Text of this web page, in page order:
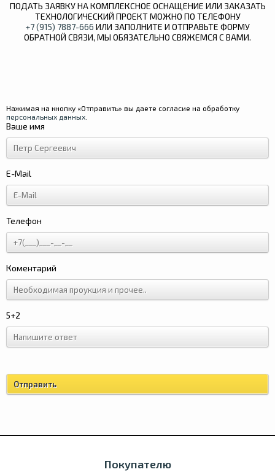
ПОДАТЬ ЗАЯВКУ НА КОМПЛЕКСНОЕ ОСНАЩЕНИЕ ИЛИ ЗАКАЗАТЬ
ТЕХНОЛОГИЧЕСКИЙ ПРОЕКТ МОЖНО ПО ТЕЛЕФОНУ
+7 (915) 7887-666 ИЛИ ЗАПОЛНИТЕ И ОТПРАВЬТЕ ФОРМУ
ОБРАТНОЙ СВЯЗИ, МЫ ОБЯЗАТЕЛЬНО СВЯЖЕМСЯ С ВАМИ.
Ваше имя
E-Mail
Телефон
Коментарий
5+2
Нажимая на кнопку «Отправить» вы даете согласие на обработку
персональных данных
Покупателю